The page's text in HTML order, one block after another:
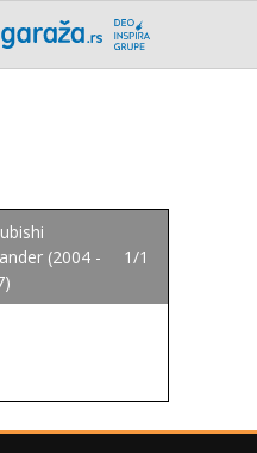
(2004 -
1/1